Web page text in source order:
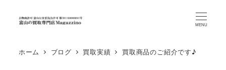
MENU
ホーム ブログ 買取実績 買取商品のご紹介です♪